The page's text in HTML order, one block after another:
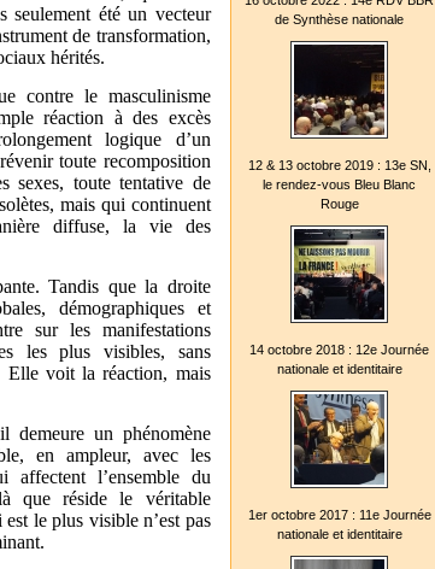
de Synthèse nationale
12 & 13 octobre 2019 : 13e SN,
le rendez-vous Bleu Blanc
Rouge
14 octobre 2018 : 12e Journée
nationale et identitaire
1er octobre 2017 : 11e Journée
nationale et identitaire
seulement été un vecteur
de transformation,
hérités.
contre le masculinisme
réaction à des excès
logique d’un
toute recomposition
sexes, toute tentative de
mais qui continuent
diffuse, la vie des
Tandis que la droite
démographiques et
sur les manifestations
les plus visibles, sans
Elle voit la réaction, mais
demeure un phénomène
en ampleur, avec les
affectent l’ensemble du
que réside le véritable
le plus visible n’est pas